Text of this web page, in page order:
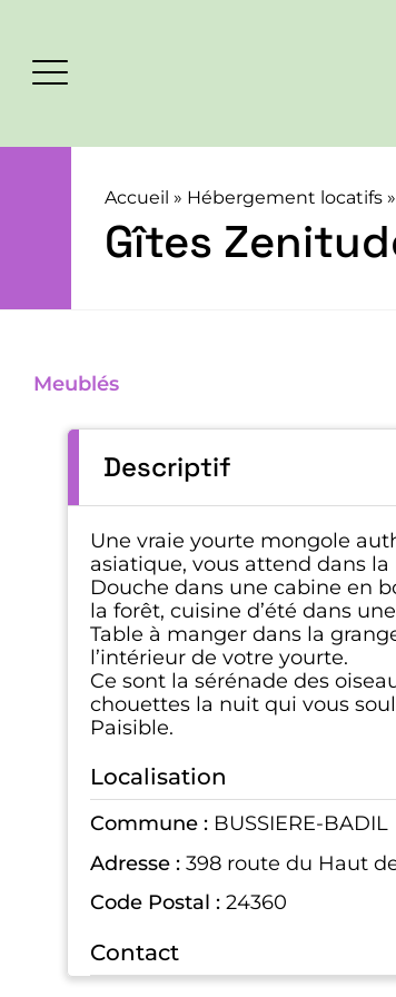
Accueil » Hébergement locatifs»
Gîtes
Meublés
Descriptif
Une vraie yourte mongole
asiatique, vous attend dans la
Douche dans une cabine en
la forêt, cuisine d’été dans
Table à manger dans la
l’intérieur de votre yourte.
Ce sont la sérénade des
chouettes la nuit qui vous
Paisible.
Localisation
Commune : BUSSIERE-BADIL
Adresse : 398 route du Haut
Code Postal : 24360
Contact